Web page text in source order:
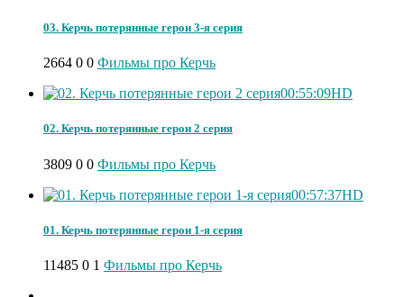
03. Керчь потерянные герои 3-я серия
2664 0 0 Фильмы про Керчь
00:55:09HD
02. Керчь потерянные герои 2 серия
3809 0 0 Фильмы про Керчь
00:57:37HD
01. Керчь потерянные герои 1-я серия
11485 0 1 Фильмы про Керчь